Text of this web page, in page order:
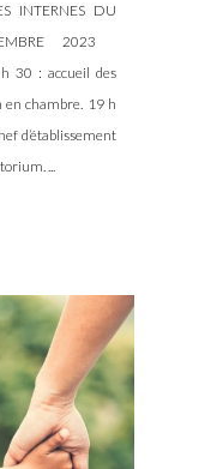
INTERNES DU
2023
30 : accueil des
en chambre. 19 h
d’établissement
...